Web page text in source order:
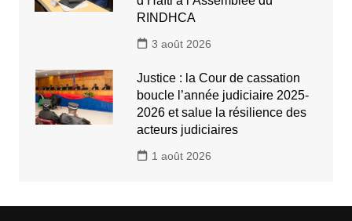
RINDHCA
3 août 2026
Justice : la Cour de cassation
boucle l’année judiciaire 2025-
2026 et salue la résilience des
acteurs judiciaires
1 août 2026